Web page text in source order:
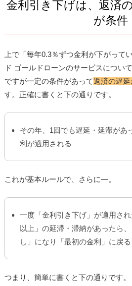
金利引き下げは、返済
が条件
上で「毎年0.3％ずつ金利が下がって
ド ゴールドローンのサービスについ
ですが一定の条件があって返済の遅延
す。正確に書くと下の通りです。
その年、1回でも遅延・延滞があ
利が適用される
これが基本ルールで、さらに―。
一度「金利引き下げ」が適用さ
以上」の延滞・滞納があったら
し」になり「最初の金利」に戻る
つまり、簡単に書くと下の通りです。